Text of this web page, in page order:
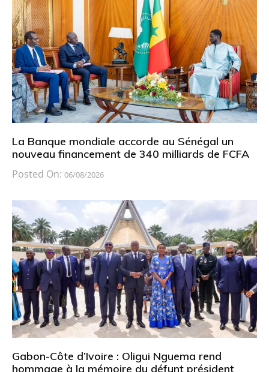
La Banque mondiale accorde au Sénégal un
nouveau financement de 340 milliards de FCFA
Posted On: 06/08/2026
Gabon-Côte d’Ivoire : Oligui Nguema rend
hommage à la mémoire du défunt président